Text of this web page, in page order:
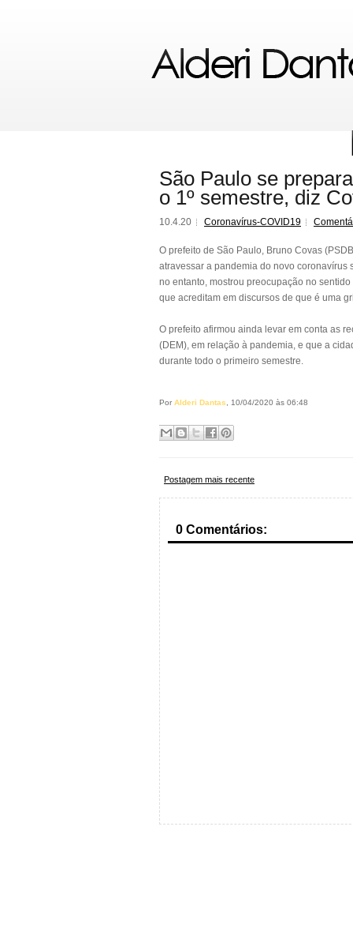
São Paulo se
o 1º semestre, diz
10.4.20 Coronavírus-COVID19
O prefeito de São Paulo, Bruno Covas
atravessar a pandemia do novo coronavírus
no entanto, mostrou preocupação no
que acreditam em discursos de que é uma
O prefeito afirmou ainda levar em conta as
(DEM), em relação à pandemia, e que a
durante todo o primeiro semestre.
Por Alderi Dantas , 10/04/2020 às 06:48
Postagem mais recente
0 Comentários: